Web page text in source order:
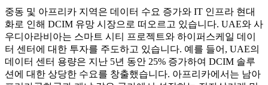
중동 및 아프리카 지역은 데이터 수요 증가와 IT 인프라 현대
화로 인해 DCIM 유망 시장으로 떠오르고 있습니다. UAE와 사
우디아라비아는 스마트 시티 프로젝트와 하이퍼스케일 데이
터 센터에 대한 투자를 주도하고 있습니다. 예를 들어, UAE의
데이터 센터 용량은 지난 5년 동안 25% 증가하여 DCIM 솔루
션에 대한 상당한 수요를 창출했습니다. 아프리카에서는 남아